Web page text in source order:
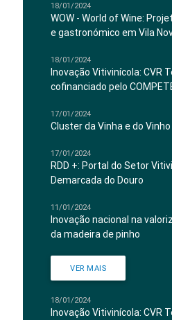
18/01/2024
WOW - World of Wine:
e gastronómico em Vila
18/01/2024
Inovação Vitivinícola: CVR
cofinanciado pelo
17/01/2024
Cluster da Vinha e do Vinho
17/01/2024
RDD +: Portal do Setor
Demarcada do Douro
11/01/2024
Inovação nacional na
da madeira de pinho
VER MAIS
18/01/2024
Inovação Vitivinícola: CVR